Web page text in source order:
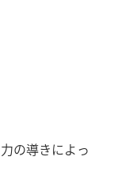
力の導きによっ